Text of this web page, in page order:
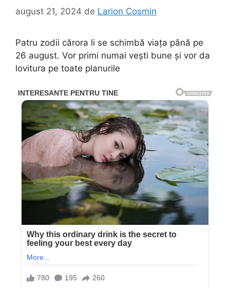
august 21, 2024 de Larion Cosmin
Patru zodii cărora li se schimbă viața până pe
26 august. Vor primi numai vești bune și vor da
lovitura pe toate planurile